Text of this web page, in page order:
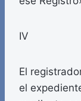
IV
El
el